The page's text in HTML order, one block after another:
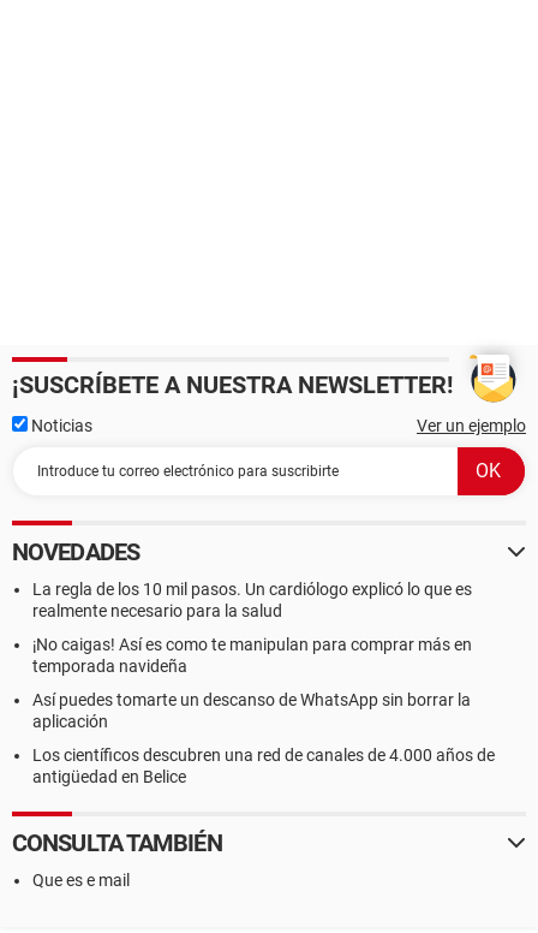
¡SUSCRÍBETE A NUESTRA NEWSLETTER!
Noticias Ver un ejemplo
NOVEDADES
La regla de los 10 mil pasos. Un cardiólogo explicó lo que es
realmente necesario para la salud
¡No caigas! Así es como te manipulan para comprar más en
temporada navideña
Así puedes tomarte un descanso de WhatsApp sin borrar la
aplicación
Los científicos descubren una red de canales de 4.000 años de
antigüedad en Belice
CONSULTA TAMBIÉN
Que es e mail